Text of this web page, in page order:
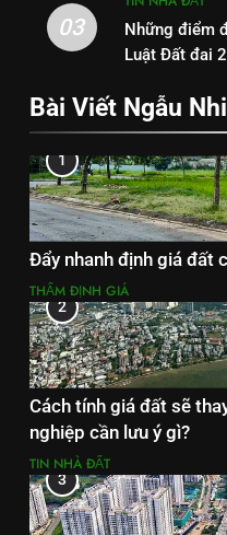
03
Những điểm
Luật Đất đai
Bài Viết Ngẫu
1
Đẩy nhanh định giá đất
THẨM ĐỊNH GIÁ
2
Cách tính giá đất sẽ
nghiệp cần lưu ý gì?
TIN NHÀ ĐẤT
3